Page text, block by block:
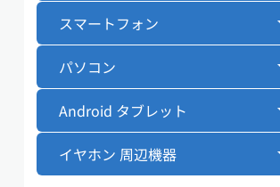
スマートフォン
パソコン
Android タブレット
イヤホン 周辺機器